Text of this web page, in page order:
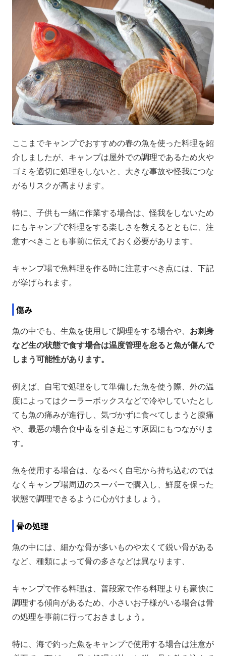
ここまでキャンプでおすすめの春の魚を使った料理を紹
介しましたが、キャンプは屋外での調理であるため火や
ゴミを適切に処理をしないと、大きな事故や怪我につな
がるリスクが高まります。
特に、子供も一緒に作業する場合は、怪我をしないため
にもキャンプで料理をする楽しさを教えるとともに、注
意すべきことも事前に伝えておく必要があります。
キャンプ場で魚料理を作る時に注意すべき点には、下記
が挙げられます。
傷み
魚の中でも、生魚を使用して調理をする場合や、 お刺身
など生の状態で食す場合は温度管理を怠ると魚が傷んで
しまう可能性があります。
例えば、自宅で処理をして準備した魚を使う際、外の温
度によってはクーラーボックスなどで冷やしていたとし
ても魚の痛みが進行し、気づかずに食べてしまうと腹痛
や、最悪の場合食中毒を引き起こす原因にもつながりま
す。
魚を使用する場合は、なるべく自宅から持ち込むのでは
なくキャンプ場周辺のスーパーで購入し、鮮度を保った
状態で調理できるように心がけましょう。
骨の処理
魚の中には、細かな骨が多いものや太くて鋭い骨がある
など、種類によって骨の多さなどは異なります、
キャンプで作る料理は、普段家で作る料理よりも豪快に
調理する傾向があるため、小さいお子様がいる場合は骨
の処理を事前に行っておきましょう。
特に、海で釣った魚をキャンプで使用する場合は注意が